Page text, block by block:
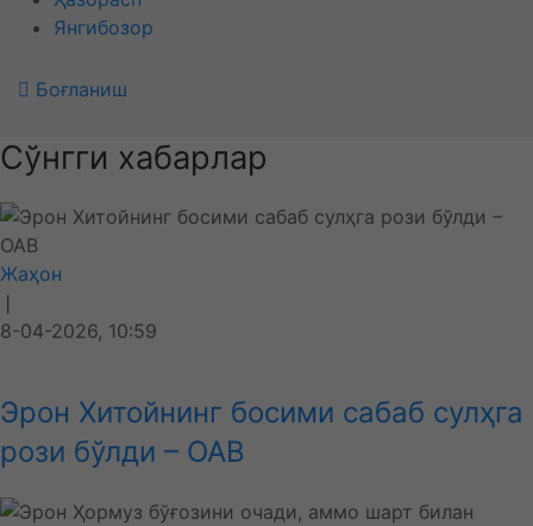
Янгибозор
Боғланиш
Сўнгги хабарлар
Жаҳон
❘
8-04-2026, 10:59
Эрон Хитойнинг босими сабаб сулҳга
рози бўлди – ОАВ